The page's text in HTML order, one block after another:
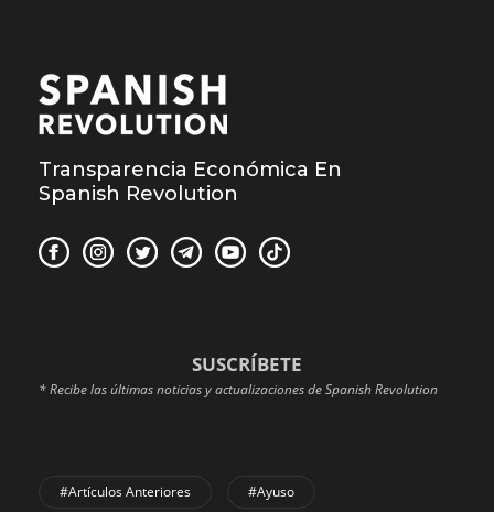
Transparencia Económica En
Spanish Revolution
SUSCRÍBETE
* Recibe las últimas noticias y actualizaciones de Spanish Revolution
#Artículos Anteriores #Ayuso